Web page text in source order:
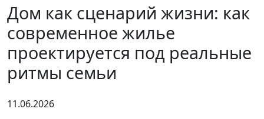
Дом как сценарий жизни: как
современное жилье
проектируется под реальные
ритмы семьи
11.06.2026